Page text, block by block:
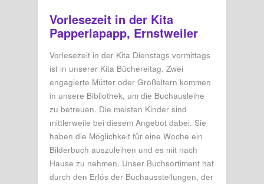
Vorlesezeit in der Kita
Papperlapapp, Ernstweiler
Vorlesezeit in der Kita Dienstags vormittags
ist in unserer Kita Büchereitag. Zwei
engagierte Mütter oder Großeltern kommen
in unsere Bibliothek, um die Buchausleihe
zu betreuen. Die meisten Kinder sind
mittlerweile bei diesem Angebot dabei. Sie
haben die Möglichkeit für eine Woche ein
Bilderbuch auszuleihen und es mit nach
Hause zu nehmen. Unser Buchsortiment hat
durch den Erlös der Buchausstellungen, der